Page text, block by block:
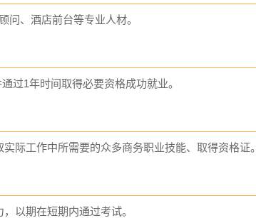
问、酒店前台等专业人材。
过1年时间取得必要资格成功就业。
际工作中所需要的众多商务职业技能、取得资格证。
以期在短期内通过考试。